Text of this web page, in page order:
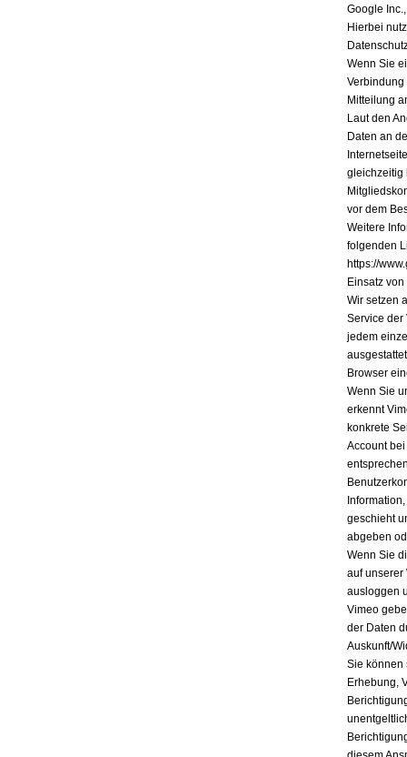
Google
Hierbei
Wenn Sie
Verbindung
Mitteilung
Laut den
Daten an
gleichzeitig
vor dem
Weitere
folgenden
https://
Einsatz
Wir setzen
Service der
jedem
Browser
Wenn Sie
erkennt
konkrete
Account
geschieht
abgeben
Wenn Sie
auf unserer
ausloggen
Vimeo
der Daten
Auskunft/
Sie können
Erhebung,